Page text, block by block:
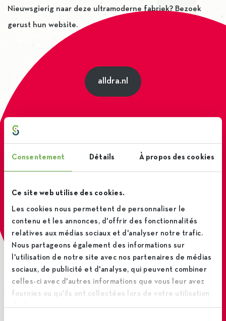
Consentement Détails À propos des cookies
Ce site web utilise des cookies.
Les cookies nous permettent de personnaliser le
contenu et les annonces, d'offrir des fonctionnalités
relatives aux médias sociaux et d'analyser notre trafic.
Nous partageons également des informations sur
l'utilisation de notre site avec nos partenaires de médias
sociaux, de publicité et d'analyse, qui peuvent combiner
celles-ci avec d'autres informations que vous leur avez
fournies ou qu'ils ont collectées lors de votre utilisation
Nieuwsgierig naar deze ultramoderne fabriek? Bezoek
gerust hun website.
alldra.nl
Andere producten